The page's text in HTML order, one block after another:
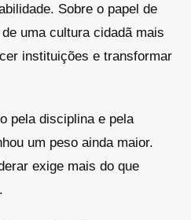
Sobre o papel de
uma cultura cidadã mais
instituições e transformar
pela disciplina e pela
um peso ainda maior.
exige mais do que